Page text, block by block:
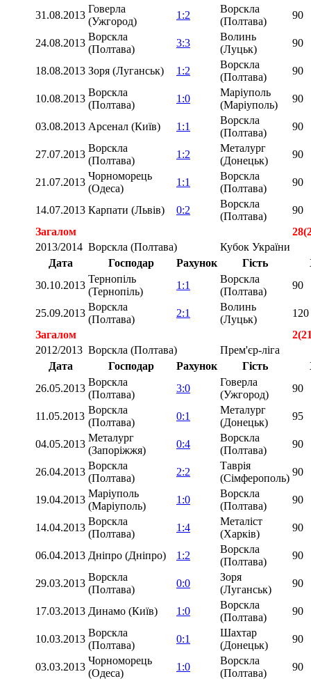
31.08.2013
Говерла
(Ужгород)
1:2
Ворскла
(Полтава)
90
24.08.2013
Ворскла
(Полтава)
3:3
Волинь
(Луцьк)
90
18.08.2013 Зоря (Луганськ) 1:2
Ворскла
(Полтава)
90
10.08.2013
Ворскла
(Полтава)
1:0
Маріуполь
(Маріуполь)
90
03.08.2013 Арсенал (Київ) 1:1
Ворскла
(Полтава)
90
27.07.2013
Ворскла
(Полтава)
1:2
Металург
(Донецьк)
90
21.07.2013
Чорноморець
(Одеса)
1:1
Ворскла
(Полтава)
90
14.07.2013 Карпати (Львів) 0:2
Ворскла
(Полтава)
90
Загалом
2013/2014 Ворскла (Полтава)
Кубок України
Дата
Господар Рахунок Гість
30.10.2013
Тернопіль
(Тернопіль)
1:1
Ворскла
(Полтава)
90
25.09.2013
Ворскла
(Полтава)
2:1
Волинь
(Луцьк)
120
Загалом
2012/2013 Ворскла (Полтава)
Прем'єр-ліга
Дата
Господар Рахунок Гість
26.05.2013
Ворскла
(Полтава)
3:0
Говерла
(Ужгород)
90
11.05.2013
Ворскла
(Полтава)
0:1
Металург
(Донецьк)
95
04.05.2013
Металург
(Запоріжжя)
0:4
Ворскла
(Полтава)
90
26.04.2013
Ворскла
(Полтава)
2:2
Таврія
(Сімферополь)
90
19.04.2013
Маріуполь
(Маріуполь)
1:0
Ворскла
(Полтава)
90
14.04.2013
Ворскла
(Полтава)
1:4
Металіст
(Харків)
90
06.04.2013 Дніпро (Дніпро) 1:2
Ворскла
(Полтава)
90
29.03.2013
Ворскла
(Полтава)
0:0
Зоря
(Луганськ)
90
17.03.2013 Динамо (Київ) 1:0
Ворскла
(Полтава)
90
10.03.2013
Ворскла
(Полтава)
0:1
Шахтар
(Донецьк)
90
03.03.2013
Чорноморець
(Одеса)
1:0
Ворскла
(Полтава)
90